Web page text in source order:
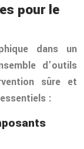
pour le
dans un
d’outils
sûre et
: